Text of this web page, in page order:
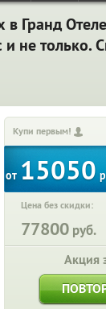
Гранд
не только.
Купи первым!
от15050
Цена без скидки:
77800 руб.
Акция